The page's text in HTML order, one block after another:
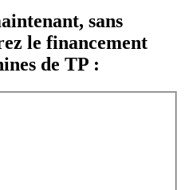
sans
le financement
de TP :